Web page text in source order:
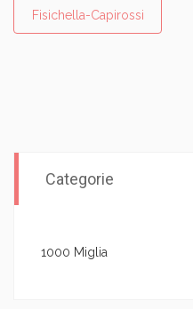
Fisichella-Capirossi
Categorie
1000 Miglia